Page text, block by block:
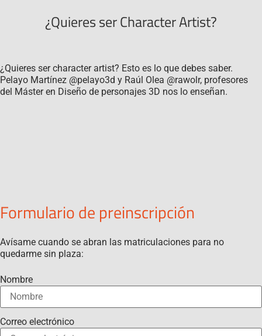
¿Quieres ser Character Artist?
¿Quieres ser character artist? Esto es lo que debes saber.
Pelayo Martínez @pelayo3d y Raúl Olea @rawolr, profesores
del Máster en Diseño de personajes 3D nos lo enseñan.
Formulario de preinscripción
Avísame cuando se abran las matriculaciones para no
quedarme sin plaza:
Nombre
Correo electrónico